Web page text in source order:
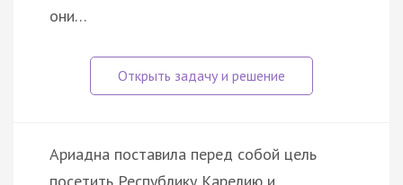
они…
Ариадна поставила перед собой цель
посетить Республику Карелию и